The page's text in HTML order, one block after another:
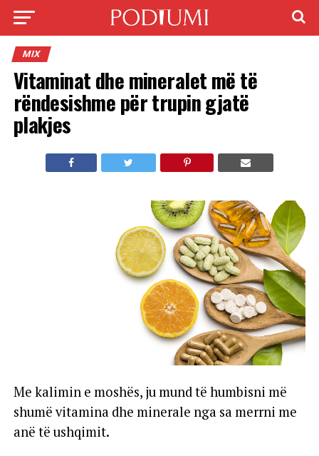
MIX
Vitaminat dhe mineralet më të
rëndesishme për trupin gjatë
plakjes
Me kalimin e moshës, ju mund të humbisni më
shumë vitamina dhe minerale nga sa merrni me
anë të ushqimit.